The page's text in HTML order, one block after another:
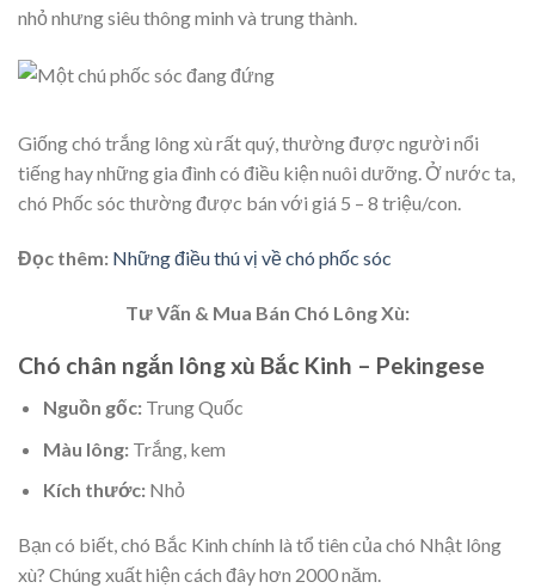
nhỏ nhưng siêu thông minh và trung thành.
Giống chó trắng lông xù rất quý, thường được người nổi
tiếng hay những gia đình có điều kiện nuôi dưỡng. Ở nước ta,
chó Phốc sóc thường được bán với giá 5 – 8 triệu/con.
Đọc thêm: Những điều thú vị về chó phốc sóc
Tư Vấn & Mua Bán Chó Lông Xù:
Chó chân ngắn lông xù Bắc Kinh – Pekingese
Nguồn gốc:Trung Quốc
Màu lông:Trắng, kem
Kích thước:Nhỏ
Bạn có biết, chó Bắc Kinh chính là tổ tiên của chó Nhật lông
xù? Chúng xuất hiện cách đây hơn 2000 năm.